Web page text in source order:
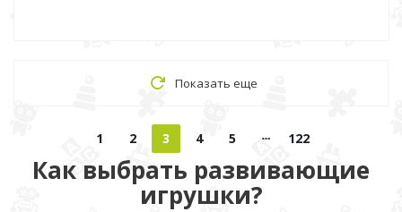
Показать еще
1 2 3 4 5 122
Как выбрать развивающие
игрушки?